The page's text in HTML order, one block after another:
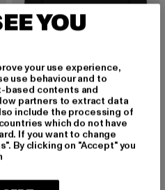
39,99 EUR
ADIDAS
ADV ST
36,80 EUR
Derzeitiger Preis: 36,80 EUR
79,99 EURAktionspreis:
YOU
your use experience,
use behaviour and to
based contents and
partners to extract data
include the processing of
which do not have
If you want to change
By clicking on "Accept" you